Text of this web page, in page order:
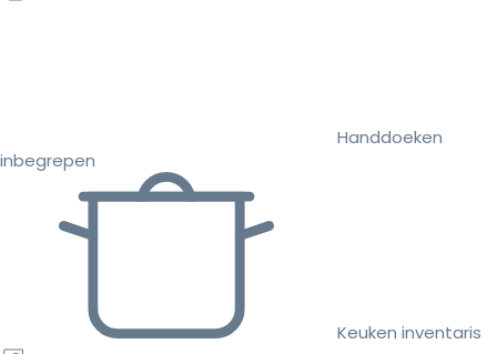
Handdoeken
inbegrepen
Keuken inventaris